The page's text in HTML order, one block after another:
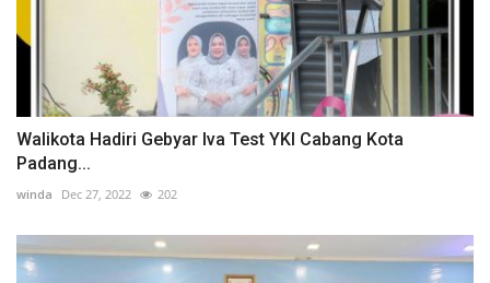
Walikota Hadiri Gebyar Iva Test YKI Cabang Kota
Padang...
winda Dec 27, 2022 202